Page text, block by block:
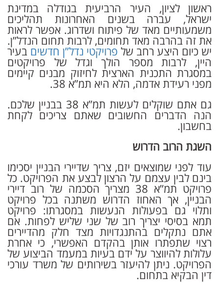
ראשון לציון, העיר הרביעית בגודלה במדינת
ישראל, עברה בשנים האחרונות תהליכים
משמעותיים מאד של פיתוח ושדרוג. אפשר לראות
את זה בהרבה מאד תחומים, לרבות תחום הנדל”ן.
יש כיום היצע רחב של פרויקטי נדל”ן חדשים בעיר
היין, לרבות מספר הולך וגדל של פרויקטים
במסגרת התכנית הארצית לחיזוק מבנים קיימים
מפני רעידת אדמה, הלא היא תמ”א 38.
גם אתם שוקלים לעשות תמ”א 38 בבניין שלכם.
הנה הדברים החשובים שאתם צריכים לקחת
בחשבון.
השגת הרוב הדרוש
עוד לפני שמוצאים יזם, צריך שדיירי הבניין יסכימו
בינם לבין עצמם על הרצון לבצע את הפרויקט. כל
פרויקט תמ”א 38 מצריך הסכמה של רוב דיירי
הבניין, אך האחוז הדרוש משתנה בכל פרויקט
ותלוי גם בפעולות הנעשות במסגרתו: פרויקט
תמא בסיסי יצריך רוב של שני שליש לפחות. אם
אתם נתקלים בהתנגדויות מצד חלק מהדיירים
רצוי שתפתרו אותן בהקדם האפשרי, כי אחרת
עלולות להיווצר על ידם בעיות במעמד הביצוע של
הפרויקט. ניתן להיעזר בשירותים של משרד עורכי
דין הבקיא בתחום.